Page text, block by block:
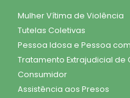
Mulher Vítima de Violência
Tutelas Coletivas
Pessoa Idosa e Pessoa
Tratamento Extrajudicial de
Consumidor
Assistência aos Presos